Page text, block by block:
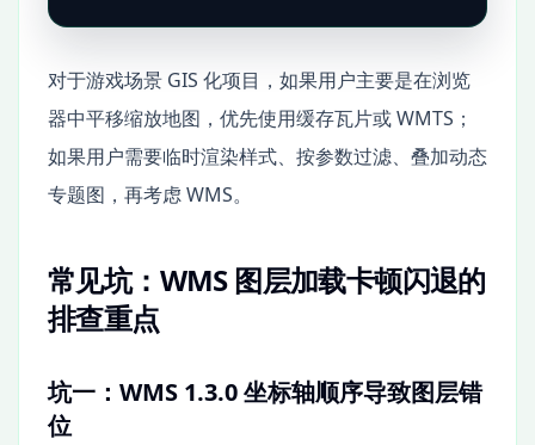
对于游戏场景 GIS 化项目，如果用户主要是在浏览
器中平移缩放地图，优先使用缓存瓦片或 WMTS；
如果用户需要临时渲染样式、按参数过滤、叠加动态
专题图，再考虑 WMS。
常见坑：WMS 图层加载卡顿闪退的
排查重点
坑一：WMS 1.3.0 坐标轴顺序导致图层错
位